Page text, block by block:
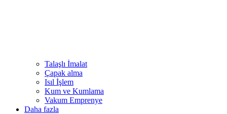
Talaşlı İmalat
Çapak alma
Isıl İşlem
Kum ve Kumlama
Vakum Emprenye
Daha fazla